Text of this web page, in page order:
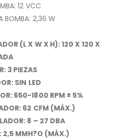
12 VCC
BOMBA: 2,36 W
(L X W X H): 120 X 120 X
3 PIEZAS
SIN LED
650-1800 RPM ± 5%
62 CFM (MÁX.)
8 – 27 DBA
2,5 MMH?O (MÁX.)